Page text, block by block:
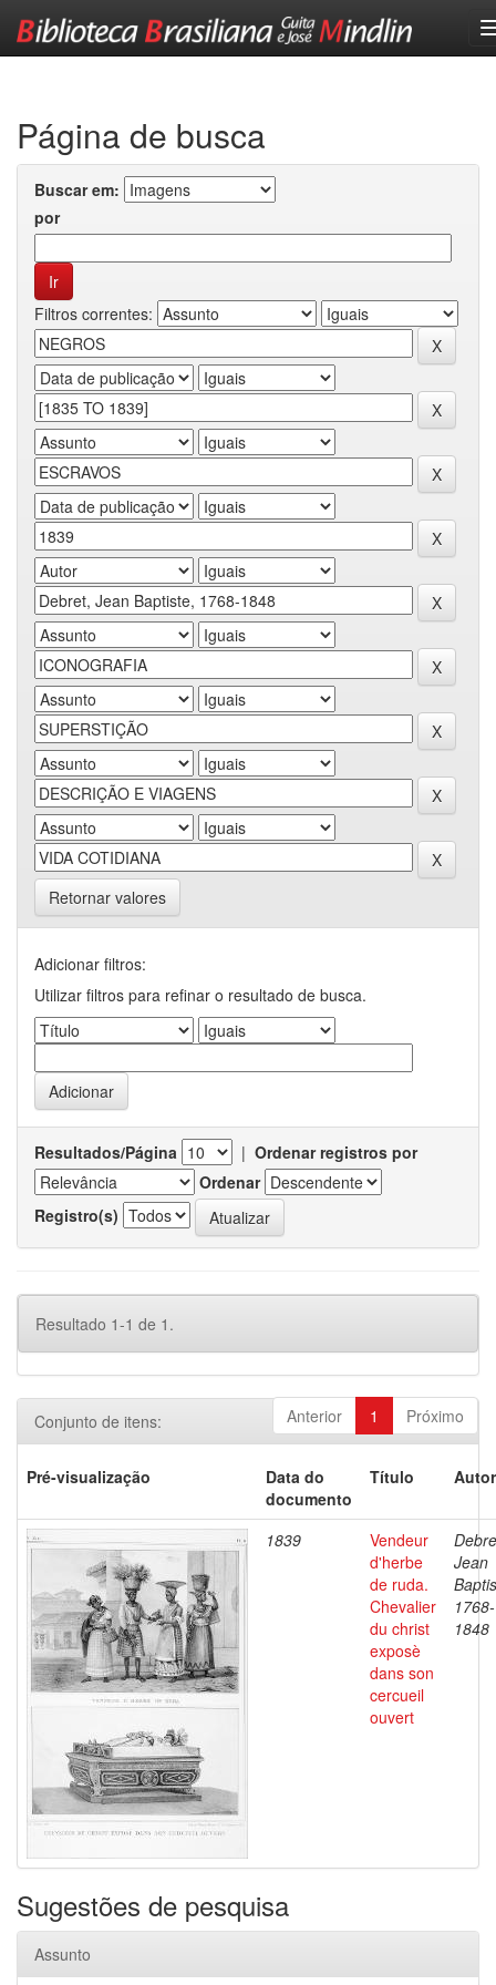
Página de busca
Buscar em:
por
Filtros correntes:
Retornar valores
Adicionar filtros:
Utilizar filtros para refinar o resultado de busca.
Resultados/Página | Ordenar registros por
Ordenar
Registro(s)
Resultado 1-1 de 1.
Anterior 1 Próximo
Conjunto de itens:
Pré-visualização
Data do
documento
Título
1839
Vendeur
d'herbe
de ruda.
Chevalier
du christ
exposè
dans son
cercueil
ouvert
Jean
1768-
1848
Sugestões de pesquisa
Assunto